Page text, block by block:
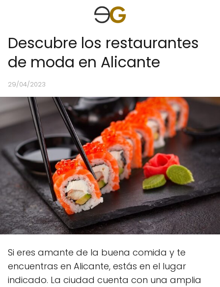
Descubre los restaurantes
de moda en Alicante
29/04/2023
Si eres amante de la buena comida y te
encuentras en Alicante, estás en el lugar
indicado. La ciudad cuenta con una amplia